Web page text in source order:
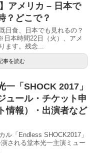
アメリカ – 日本で
？どこで？
日食、日本でも見れるの？
本時間22日（火）、アメ
ます。残念...
事を読む
一「SHOCK 2017」
ュール・チケット申
情報）・出演者など
ル「Endless SHOCK2017」
される堂本光一主演ミュー